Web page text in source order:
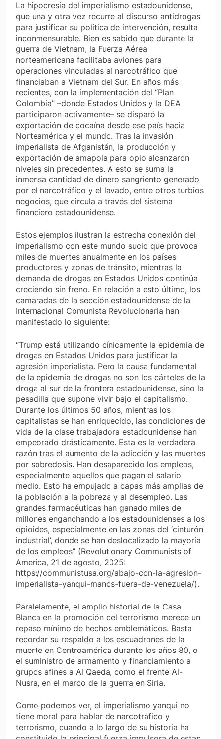
La hipocresía del imperialismo estadounidense,
que una y otra vez recurre al discurso antidrogas
para justificar su política de intervención, resulta
inconmensurable. Bien es sabido que durante la
guerra de Vietnam, la Fuerza Aérea
norteamericana facilitaba aviones para
operaciones vinculadas al narcotráfico que
financiaban a Vietnam del Sur. En años más
recientes, con la implementación del “Plan
Colombia” –donde Estados Unidos y la DEA
participaron activamente– se disparó la
exportación de cocaína desde ese país hacia
Norteamérica y el mundo. Tras la invasión
imperialista de Afganistán, la producción y
exportación de amapola para opio alcanzaron
niveles sin precedentes. A esto se suma la
inmensa cantidad de dinero sangriento generado
por el narcotráfico y el lavado, entre otros turbios
negocios, que circula a través del sistema
financiero estadounidense.
Estos ejemplos ilustran la estrecha conexión del
imperialismo con este mundo sucio que provoca
miles de muertes anualmente en los países
productores y zonas de tránsito, mientras la
demanda de drogas en Estados Unidos continúa
creciendo sin freno. En relación a esto último, los
camaradas de la sección estadounidense de la
Internacional Comunista Revolucionaria han
manifestado lo siguiente:
“Trump está utilizando cínicamente la epidemia de
drogas en Estados Unidos para justificar la
agresión imperialista. Pero la causa fundamental
de la epidemia de drogas no son los cárteles de la
droga al sur de la frontera estadounidense, sino la
pesadilla que supone vivir bajo el capitalismo.
Durante los últimos 50 años, mientras los
capitalistas se han enriquecido, las condiciones de
vida de la clase trabajadora estadounidense han
empeorado drásticamente. Esta es la verdadera
razón tras el aumento de la adicción y las muertes
por sobredosis. Han desaparecido los empleos,
especialmente aquellos que pagan el salario
medio. Esto ha empujado a capas más amplias de
la población a la pobreza y al desempleo. Las
grandes farmacéuticas han ganado miles de
millones enganchando a los estadounidenses a los
opioides, especialmente en las zonas del ‘cinturón
industrial’, donde se han deslocalizado la mayoría
de los empleos” (Revolutionary Communists of
America, 21 de agosto, 2025:
https://communistusa.org/abajo-con-la-agresion-
imperialista-yanqui-manos-fuera-de-venezuela/).
Paralelamente, el amplio historial de la Casa
Blanca en la promoción del terrorismo merece un
repaso mínimo de hechos emblemáticos. Basta
recordar su respaldo a los escuadrones de la
muerte en Centroamérica durante los años 80, o
el suministro de armamento y financiamiento a
grupos afines a Al Qaeda, como el frente Al-
Nusra, en el marco de la guerra en Siria.
Como podemos ver, el imperialismo yanqui no
tiene moral para hablar de narcotráfico y
terrorismo, cuando a lo largo de su historia ha